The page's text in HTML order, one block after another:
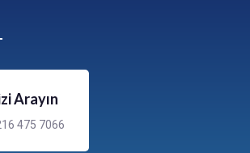
Arayın
475 7066